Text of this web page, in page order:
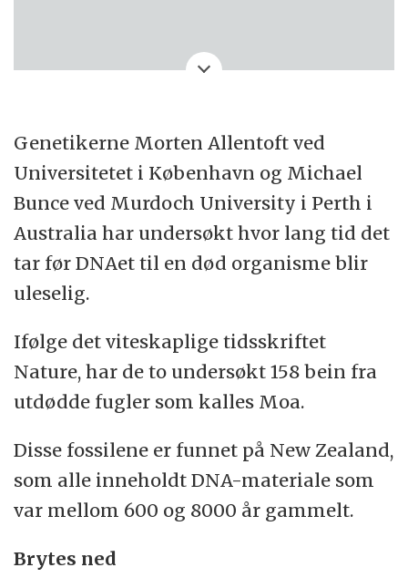
Genetikerne Morten Allentoft ved
Universitetet i København og Michael
Bunce ved Murdoch University i Perth i
Australia har undersøkt hvor lang tid det
tar før DNAet til en død organisme blir
uleselig.
Ifølge det viteskaplige tidsskriftet
Nature, har de to undersøkt 158 bein fra
utdødde fugler som kalles Moa.
Disse fossilene er funnet på New Zealand,
som alle inneholdt DNA-materiale som
var mellom 600 og 8000 år gammelt.
Brytes ned